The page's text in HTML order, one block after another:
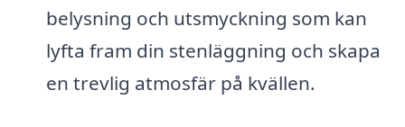
belysning och utsmyckning som kan
lyfta fram din stenläggning och skapa
en trevlig atmosfär på kvällen.